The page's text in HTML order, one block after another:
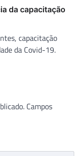
da capacitação
capacitação
da Covid-19.
Campos